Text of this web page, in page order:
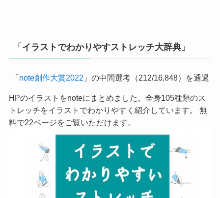
「イラストでわかりやすストレッチ大辞典」
「note創作大賞2022 」の中間選考（212/16,848）を通過
HPのイラストをnoteにまとめました。全身105種類のス
トレッチをイラストでわかりやすく紹介しています。 無
料で22ページをご覧いただけます。